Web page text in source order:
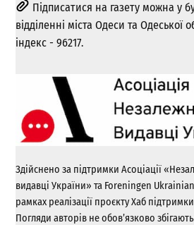
Підписатися на газету можна у
відділенні міста Одеси та Одеської
індекс - 96217.
Здійснено за підтримки Асоціації
видавці України» та Foreningen
рамках реалізації проєкту Хаб
Погляди авторів не обов’язково